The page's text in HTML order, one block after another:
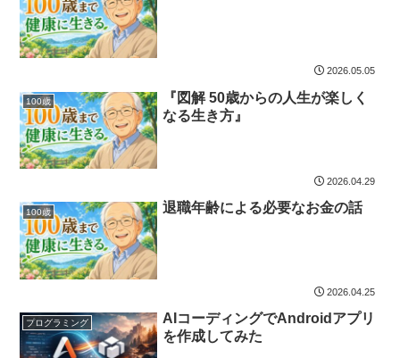
2026.05.05
100歳
『図解 50歳からの人生が楽しく
なる生き方』
2026.04.29
100歳 退職年齢による必要なお金の話
2026.04.25
プログラミング
AIコーディングでAndroidアプリ
を作成してみた